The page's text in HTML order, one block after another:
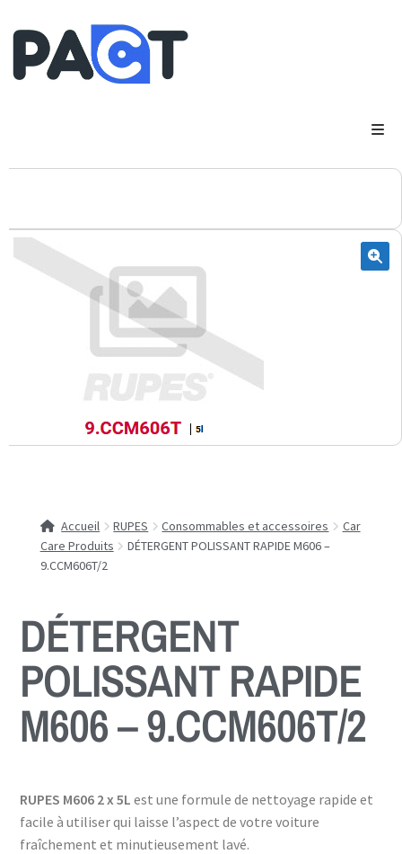
Accueil RUPES Consommables et accessoires
Car
Care Produits
DÉTERGENT POLISSANT RAPIDE M606 –
9.CCM606T/2
DÉTERGENT
POLISSANT RAPIDE
M606 – 9.CCM606T/2
RUPES M606 2 x 5L est une formule de nettoyage rapide et
facile à utiliser qui laisse l’aspect de votre voiture
fraîchement et minutieusement lavé.